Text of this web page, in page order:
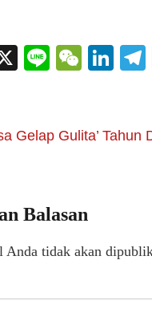
X Line
Gelap Gulita’ Tahun
Balasan
Anda tidak akan